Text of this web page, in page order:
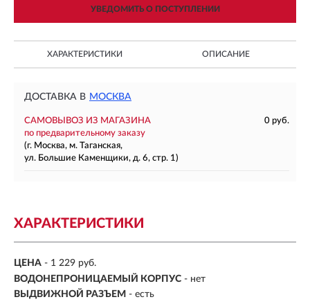
УВЕДОМИТЬ О ПОСТУПЛЕНИИ
ХАРАКТЕРИСТИКИ ОПИСАНИЕ
ДОСТАВКА В МОСКВА
САМОВЫВОЗ ИЗ МАГАЗИНА
0 руб.
по предварительному заказу
(г. Москва, м. Таганская,
ул. Большие Каменщики, д. 6, стр. 1)
ХАРАКТЕРИСТИКИ
ЦЕНА - 1 229 руб.
ВОДОНЕПРОНИЦАЕМЫЙ КОРПУС - нет
ВЫДВИЖНОЙ РАЗЪЕМ - есть